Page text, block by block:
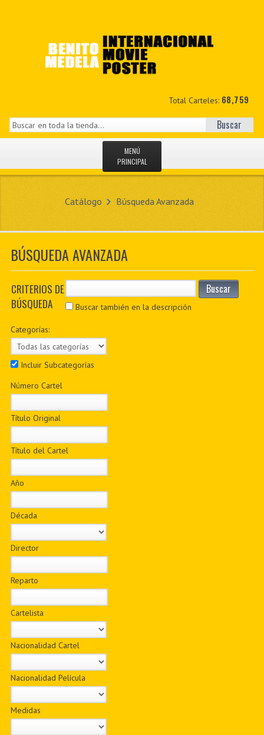
Total Carteles: 68,759
Buscar
MENÚ
PRINCIPAL
NOVEDADES
MIS DATOS
CONTACTO
PDF BOOKS
CUSTOM PDF
Catálogo Búsqueda Avanzada
BÚSQUEDA AVANZADA
CRITERIOS DE
BÚSQUEDA
Buscar
Buscar también en la descripción
Categorías:
Incluir Subcategorías
Número Cartel
Título Original
Título del Cartel
Año
Década
Director
Reparto
Cartelista
Nacionalidad Cartel
Nacionalidad Película
Medidas